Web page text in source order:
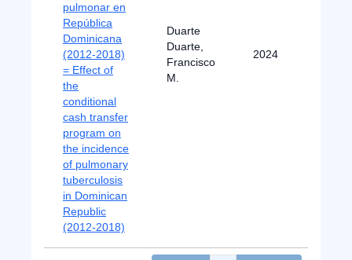
pulmonar en
República
Dominicana
(2012-2018)
= Effect of
the
conditional
cash transfer
program on
the incidence
of pulmonary
tuberculosis
in Dominican
Republic
(2012-2018)
Duarte
Duarte,
Francisco
M.
2024